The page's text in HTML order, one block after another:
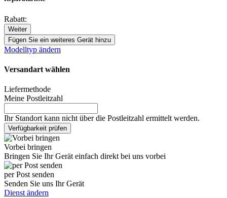
Rabatt:
Weiter
Fügen Sie ein weiteres Gerät hinzu
Modelltyp ändern
Versandart wählen
Liefermethode
Meine Postleitzahl
Ihr Standort kann nicht über die Postleitzahl ermittelt werden.
Verfügbarkeit prüfen
Vorbei bringen
Bringen Sie Ihr Gerät einfach direkt bei uns vorbei
per Post senden
Senden Sie uns Ihr Gerät
Dienst ändern